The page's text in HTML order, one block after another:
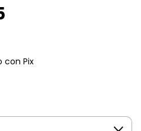
con Pix